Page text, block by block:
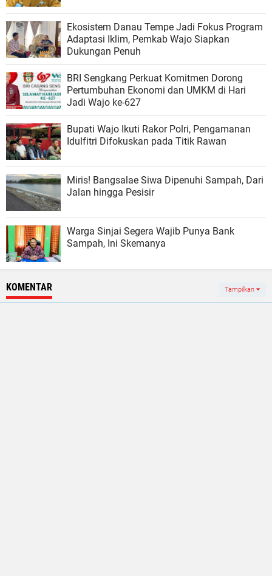
Ekosistem Danau Tempe Jadi Fokus Program
Adaptasi Iklim, Pemkab Wajo Siapkan
Dukungan Penuh
BRI Sengkang Perkuat Komitmen Dorong
Pertumbuhan Ekonomi dan UMKM di Hari
Jadi Wajo ke-627
Bupati Wajo Ikuti Rakor Polri, Pengamanan
Idulfitri Difokuskan pada Titik Rawan
Miris! Bangsalae Siwa Dipenuhi Sampah, Dari
Jalan hingga Pesisir
Warga Sinjai Segera Wajib Punya Bank
Sampah, Ini Skemanya
KOMENTAR Tampilkan